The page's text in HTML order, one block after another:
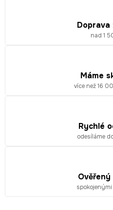
Doprava
nad 1
Máme
více než 16
Rychlé
odesíláme